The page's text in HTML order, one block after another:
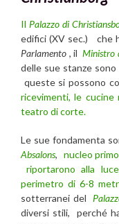
IlPalazzo di
edifici (XV sec.) che
Parlamento , ilMinistro
delle sue stanze
queste si possono
ricevimenti, le cucine
teatro di corte.
Le sue fondamenta
Absalons, nucleo
riportarono alla
perimetro di 6-8
sotterranei del
diversi stili, perché